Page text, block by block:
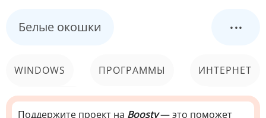
Белые окошки ...
WINDOWS ПРОГРАММЫ ИНТЕРНЕТ
КОМПЬЮТЕР
СИСТЕМА
Поддержите проект на Boosty— это поможет